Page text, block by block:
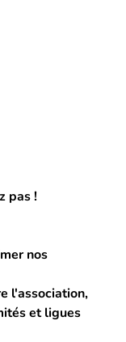
pas !
nos
l'association,
et ligues